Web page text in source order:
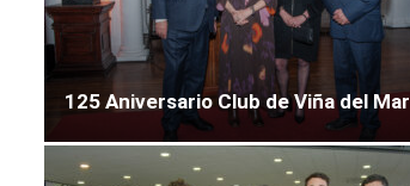
125 Aniversario Club de Viña del Mar